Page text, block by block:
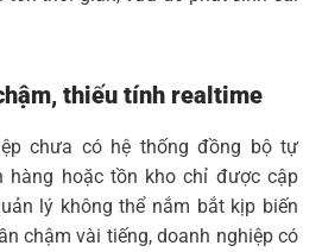
thiếu tính realtime
chưa có hệ thống đồng bộ tự
hàng hoặc tồn kho chỉ được cập
lý không thể nắm bắt kịp biến
chậm vài tiếng, doanh nghiệp có